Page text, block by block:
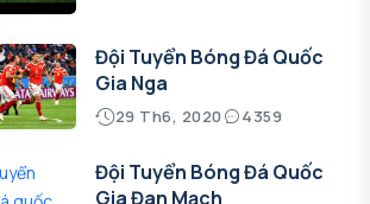
Đội Tuyển Bóng Đá Quốc
Gia Nga
29 Th6, 2020 4359
Đội Tuyển Bóng Đá Quốc
Gia Đan Mạch